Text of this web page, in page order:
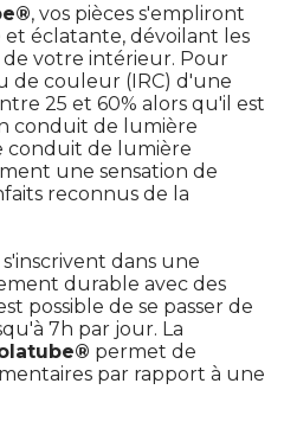
, vos pièces s'empliront
éclatante, dévoilant les
votre intérieur. Pour
de couleur (IRC) d'une
25 et 60% alors qu'il est
conduit de lumière
conduit de lumière
une sensation de
reconnus de la
s'inscrivent dans une
durable avec des
possible de se passer de
7h par jour. La
permet de
par rapport à une